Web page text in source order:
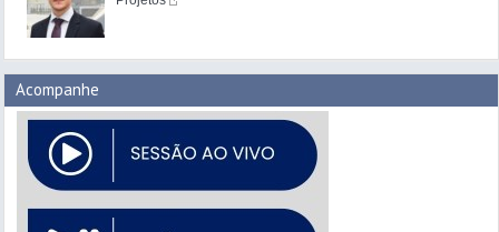
Acompanhe